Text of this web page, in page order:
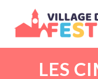
LES